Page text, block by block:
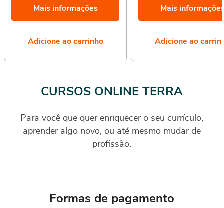
Mais informações
Adicione ao carrinho
Mais
Adicione ao
CURSOS ONLINE TERRA
Para você que quer enriquecer o seu currículo,
aprender algo novo, ou até mesmo mudar de
profissão.
Formas de pagamento